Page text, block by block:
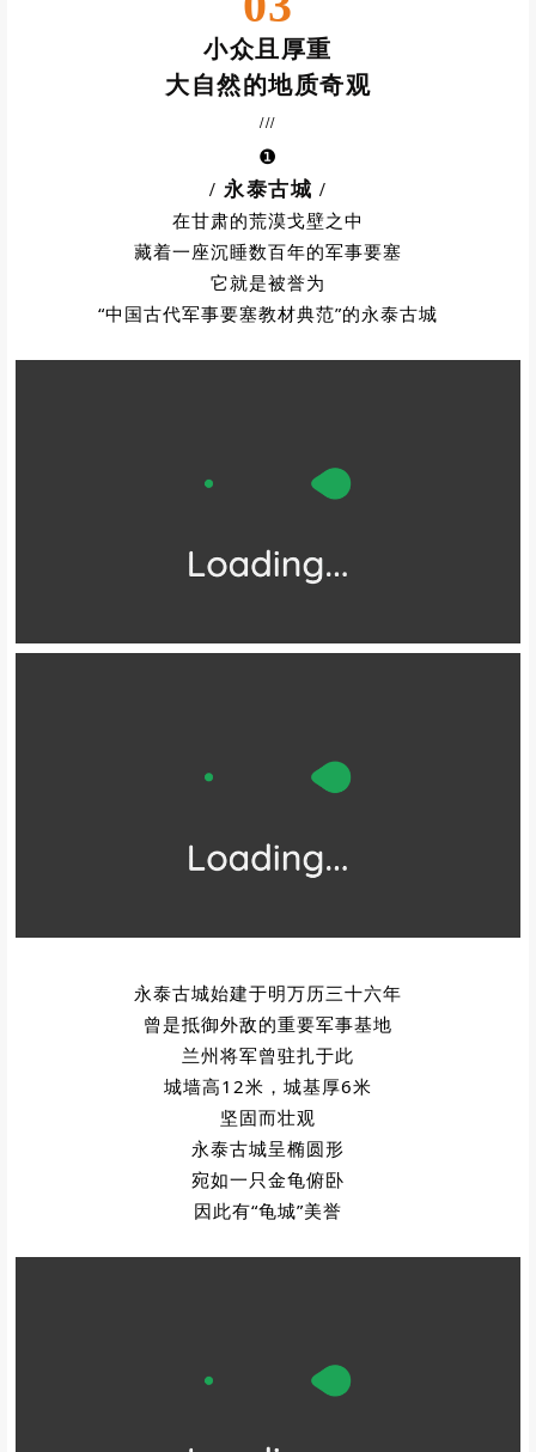
PART
03
小众且厚重
大自然的地质奇观
❶
/ 永泰古城/
在甘肃的荒漠戈壁之中
藏着一座沉睡数百年的军事要塞
“中国古代军事要塞教材典范”的永泰古城
永泰古城始建于明万历三十六年
曾是抵御外敌的重要军事基地
兰州将军曾驻扎于此
城墙高12米，城基厚6米
坚固而壮观
永泰古城呈椭圆形
因此有“龟城”美誉